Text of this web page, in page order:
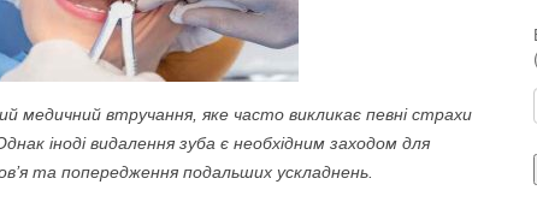
медичний втручання, яке часто викликає певні страхи
іноді видалення зуба є необхідним заходом для
та попередження подальших ускладнень.